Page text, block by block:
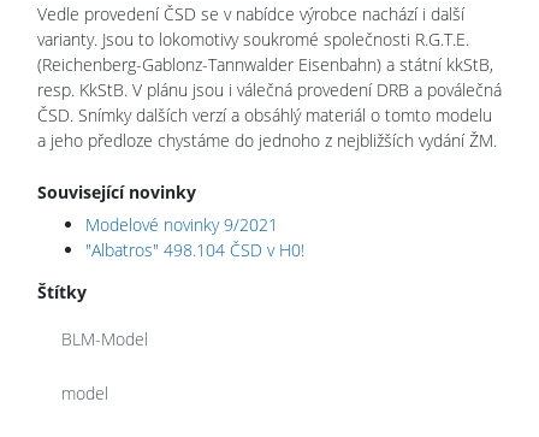
Vedle provedení ČSD se v nabídce výrobce nachází i další
varianty. Jsou to lokomotivy soukromé společnosti R.G.T.E.
(Reichenberg-Gablonz-Tannwalder Eisenbahn) a státní kkStB,
resp. KkStB. V plánu jsou i válečná provedení DRB a poválečná
ČSD. Snímky dalších verzí a obsáhlý materiál o tomto modelu
a jeho předloze chystáme do jednoho z nejbližších vydání ŽM.
Související novinky
Modelové novinky 9/2021
"Albatros" 498.104 ČSD v H0!
Štítky
BLM-Model
model